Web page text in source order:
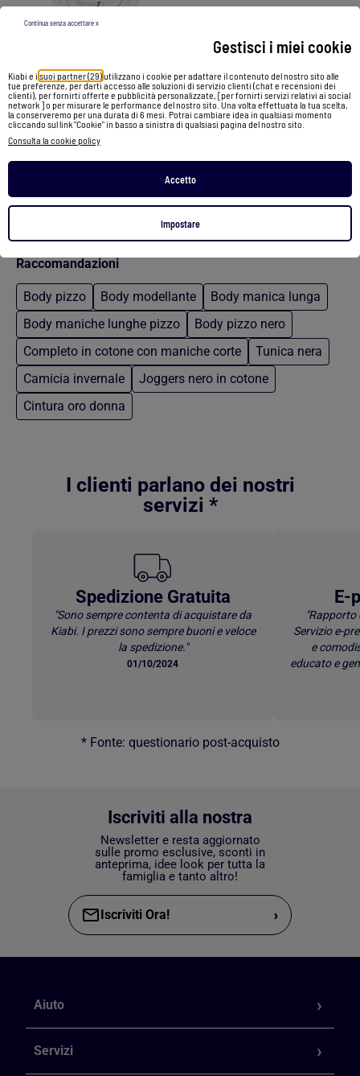
Gestisci i miei cookie
Kiabi e i suoi partner (29)utilizzano i cookie per adattare il contenuto del nostro sito alle
tue preferenze, per darti accesso alle soluzioni di servizio clienti (chat e recensioni dei
clienti), per fornirti offerte e pubblicità personalizzate, [per fornirti servizi relativi ai social
network ] o per misurare le performance del nostro sito. Una volta effettuata la tua scelta,
la conserveremo per una durata di 6 mesi. Potrai cambiare idea in qualsiasi momento
cliccando sul link "Cookie" in basso a sinistra di qualsiasi pagina del nostro sito.
Consulta la cookie policy
Accetto
Impostare
Continua senza accettare x
11,99 €
Vedi prodotto
Raccomandazioni
Body pizzo Body modellante
Body manica lunga
Body maniche lunghe pizzo
Body pizzo nero
Completo in cotone con maniche corte
Tunica nera
Camicia invernale
Joggers nero in cotone
Cintura oro donna
I clienti parlano dei nostri
servizi *
Spedizione Gratuita
"Sono sempre contenta di acquistare da
Kiabi. I prezzi sono sempre buoni e veloce
la spedizione."
01/10/2024
E-
Servizio e-
e
educato e
* Fonte: questionario post-acquisto
Iscriviti alla nostra
Newsletter e resta aggiornato
sulle promo esclusive, sconti in
anteprima, idee look per tutta la
famiglia e tanto altro!
Iscriviti Ora! ›
Aiuto
Servizi